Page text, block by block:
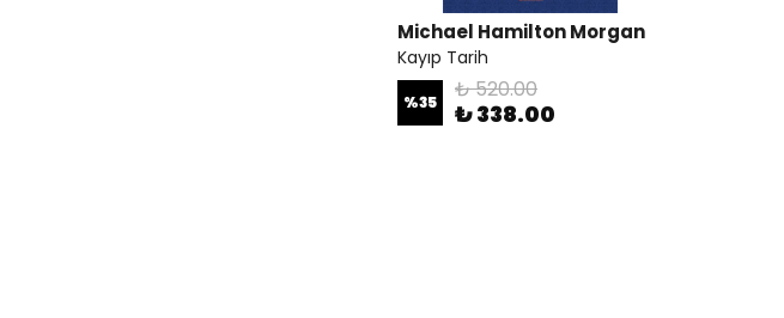
Michael Hamilton Morgan
Kayıp Tarih
%35 ₺ 520.00
₺ 338.00